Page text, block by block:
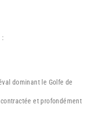
:
dominant le Golfe de
et profondément